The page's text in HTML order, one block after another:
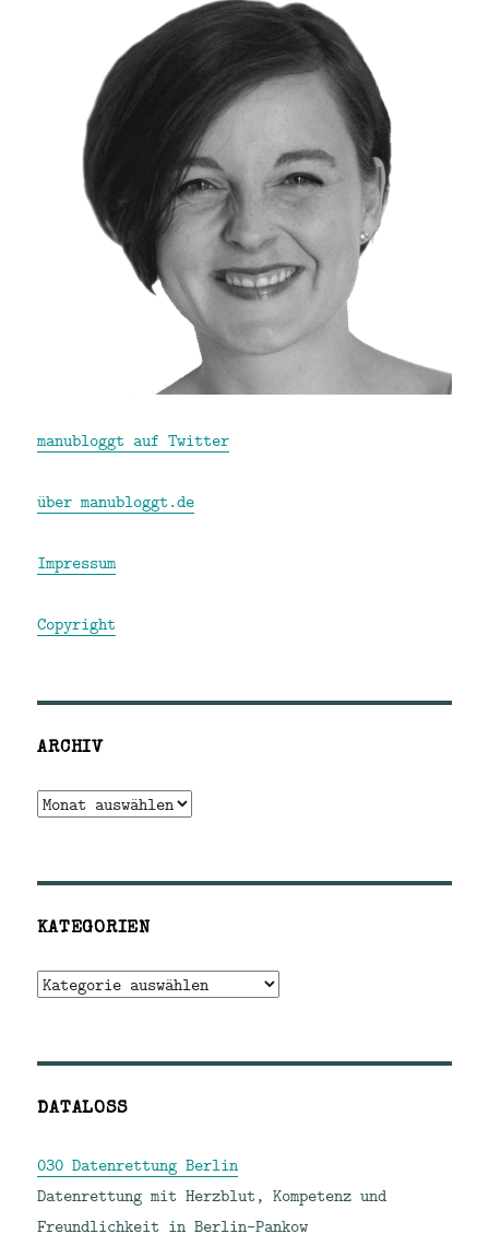
manubloggt auf Twitter
über manubloggt.de
Impressum
Copyright
ARCHIV
Archiv
KATEGORIEN
Kategorien
DATALOSS
030 Datenrettung Berlin
Datenrettung mit Herzblut, Kompetenz und
Freundlichkeit in Berlin-Pankow